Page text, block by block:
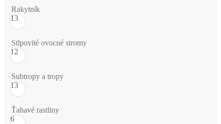
Rakytník
13
Stlpovité ovocné stromy
12
Subtropy a tropy
13
Ťahavé rastliny
6